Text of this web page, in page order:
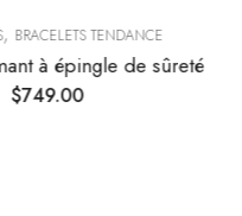
BRACELETS TENDANCE
à épingle de sûreté
$749.00